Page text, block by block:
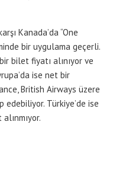
Kanada’da “One
bir uygulama geçerli.
bilet fiyatı alınıyor ve
ise net bir
British Airways üzere
Türkiye’de ise